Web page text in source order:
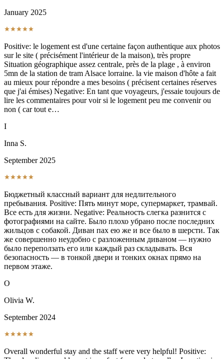
January 2025
Positive: le logement est d'une certaine façon authentique aux photos
sur le site ( précisément l'intérieur de la maison), très propre
Situation géographique assez centrale, près de la plage , à environ
5mn de la station de tram Alsace lorraine. la vie maison d'hôte a fait
au mieux pour répondre a mes besoins ( précisent certaines réserves
que j'ai émises) Negative: En tant que voyageurs, j'essaie toujours de
lire les commentaires pour voir si le logement peu me convenir ou
non ( car tout e…
I
Inna S.
September 2025
Бюджетный классный вариант для недлительного
пребывания. Positive: Пять минут море, супермаркет, трамвай.
Все есть для жизни. Negative: Реальность слегка разнится с
фотографиями на сайте. Было плохо убрано после последних
жильцов с собакой. Диван пах ею же и все было в шерсти. Так
же совершенно неудобно с разложенным диваном — нужно
было переползать его или каждый раз складывать. Вся
безопасность — в тонкой двери и тонких окнах прямо на
первом этаже.
O
Olivia W.
September 2024
Overall wonderful stay and the staff were very helpful! Positive: